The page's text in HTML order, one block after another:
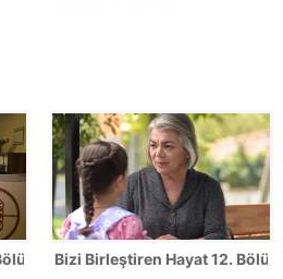
Fotoğrafları
Bizi Birleştiren Hayat 12.